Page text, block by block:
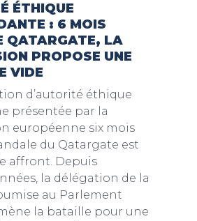
ÉTHIQUE
: 6 MOIS
QATARGATE, LA
PROPOSE UNE
VIDE
d’autorité éthique
présentée par la
européenne six mois
du Qatargate est
affront. Depuis
la délégation de la
au Parlement
la bataille pour une